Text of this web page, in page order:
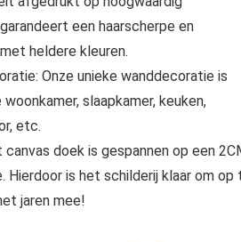
een haarscherpe en
heldere kleuren.
Onze unieke wanddecoratie is
slaapkamer, keuken,
etc.
doek is gespannen op een
Hierdoor is het schilderij klaar om op
jaren mee!